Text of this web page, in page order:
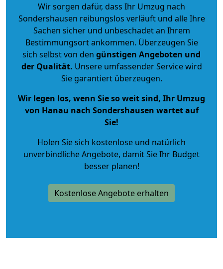
Wir sorgen dafür, dass Ihr Umzug nach
Sondershausen reibungslos verläuft und alle Ihre
Sachen sicher und unbeschadet an Ihrem
Bestimmungsort ankommen. Überzeugen Sie
sich selbst von den günstigen Angeboten und
der Qualität. Unsere umfassender Service wird
Sie garantiert überzeugen.
Wir legen los, wenn Sie so weit sind, Ihr Umzug
von Hanau nach Sondershausen wartet auf
Sie!
Holen Sie sich kostenlose und natürlich
unverbindliche Angebote, damit Sie Ihr Budget
besser planen!
Kostenlose Angebote erhalten